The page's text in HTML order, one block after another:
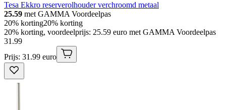
Tesa Ekkro reserverolhouder verchroomd metaal
25.59 met GAMMA Voordeelpas
20% korting20% korting
20% korting, voordeelprijs: 25.59 euro met GAMMA Voordeelpas
31 .99
Prijs: 31.99 euro